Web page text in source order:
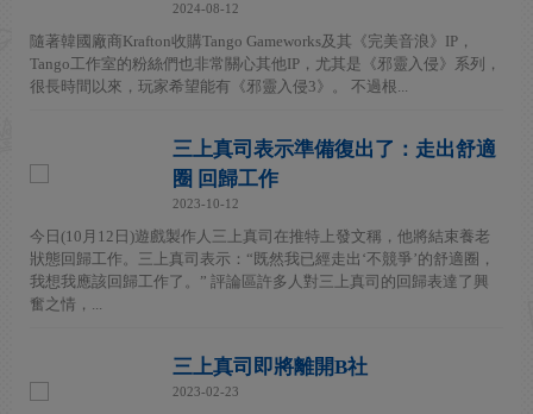
2024-08-12
隨著韓國廠商Krafton收購Tango Gameworks及其《完美音浪》IP，
Tango工作室的粉絲們也非常關心其他IP，尤其是《邪靈入侵》系列，
很長時間以來，玩家希望能有《邪靈入侵3》。 不過根...
三上真司表示準備復出了：走出舒適
圈 回歸工作
2023-10-12
今日(10月12日)遊戲製作人三上真司在推特上發文稱，他將結束養老
狀態回歸工作。三上真司表示：“既然我已經走出‘不競爭’的舒適圈，
我想我應該回歸工作了。” 評論區許多人對三上真司的回歸表達了興
奮之情，...
三上真司即將離開B社
2023-02-23